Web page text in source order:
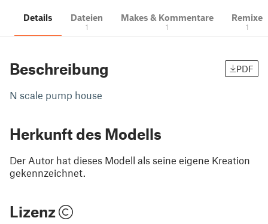
Details Dateien
1
Makes & Kommentare
1
Remixe
1
Beschreibung PDF
N scale pump house
Herkunft des Modells
Der Autor hat dieses Modell als seine eigene Kreation
gekennzeichnet.
Lizenz